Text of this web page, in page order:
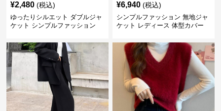
¥2,480 (税込)
ゆったりシルエット ダブルジャ
ケット シンプルファッション
¥6,940 (税込)
シンプルファッション 無地ジャ
ケット レディース 体型カバー